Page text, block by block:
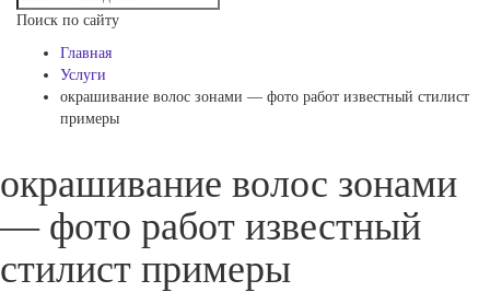
Поиск по сайту
Главная
Услуги
окрашивание волос зонами — фото работ известный стилист
примеры
окрашивание волос зонами
— фото работ известный
стилист примеры